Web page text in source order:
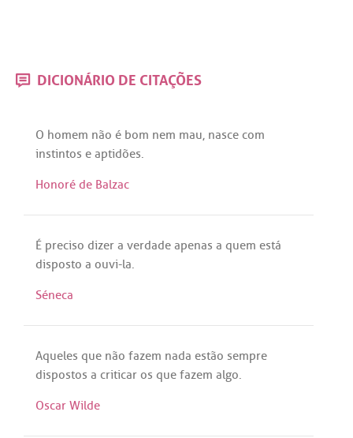
DICIONÁRIO DE CITAÇÕES
O homem não é bom nem mau, nasce com
instintos e aptidões.
Honoré de Balzac
É preciso dizer a verdade apenas a quem está
disposto a ouvi-la.
Séneca
Aqueles que não fazem nada estão sempre
dispostos a criticar os que fazem algo.
Oscar Wilde